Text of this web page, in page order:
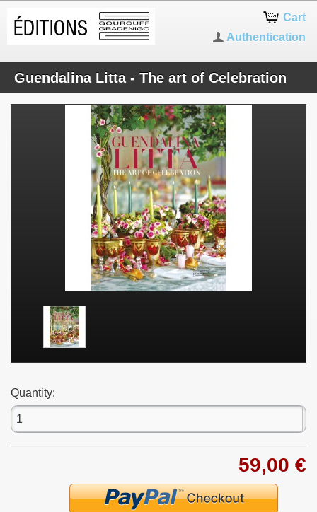
Cart
Authentication
Guendalina Litta - The art of Celebration
Quantity:
59,00 €